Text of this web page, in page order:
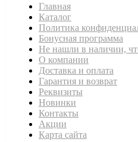
Главная
Каталог
Политика
Бонусная программа
Не нашли в наличии,
О компании
Доставка и оплата
Гарантия и возврат
Реквизиты
Новинки
Контакты
Акции
Карта сайта